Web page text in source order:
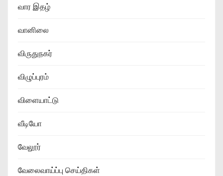
வார இதழ்
வானிலை
விருதுநகர்
விழுப்புரம்
விளையாட்டு
வீடியோ
வேலூர்
வேலைவாய்ப்பு செய்திகள்